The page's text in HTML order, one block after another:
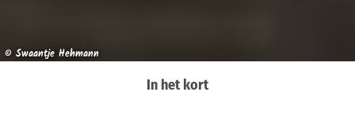
© Swaantje Hehmann
In het kort